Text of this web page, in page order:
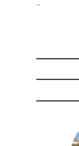
..